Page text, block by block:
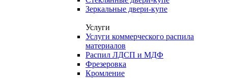
Зеркальные двери-купе
Услуги
Услуги коммерческого распила
материалов
Распил ЛДСП и МДФ
Фрезеровка
Кромление